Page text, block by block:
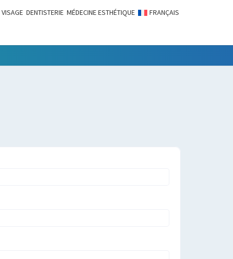
VISAGE DENTISTERIE MÉDECINE ESTHÉTIQUE FRANÇAIS